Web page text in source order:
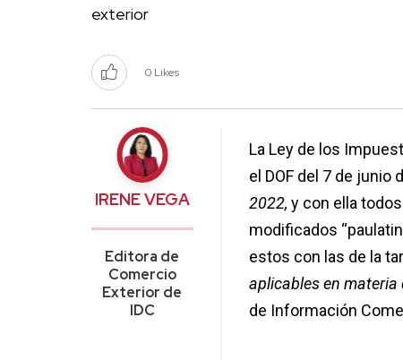
exterior
0 Likes
IRENE VEGA
Editora de
Comercio
Exterior de
IDC
La Ley de los
el DOF del 7 de junio
2022, y con ella
modificados
estos con las de la
aplicables en
de Información